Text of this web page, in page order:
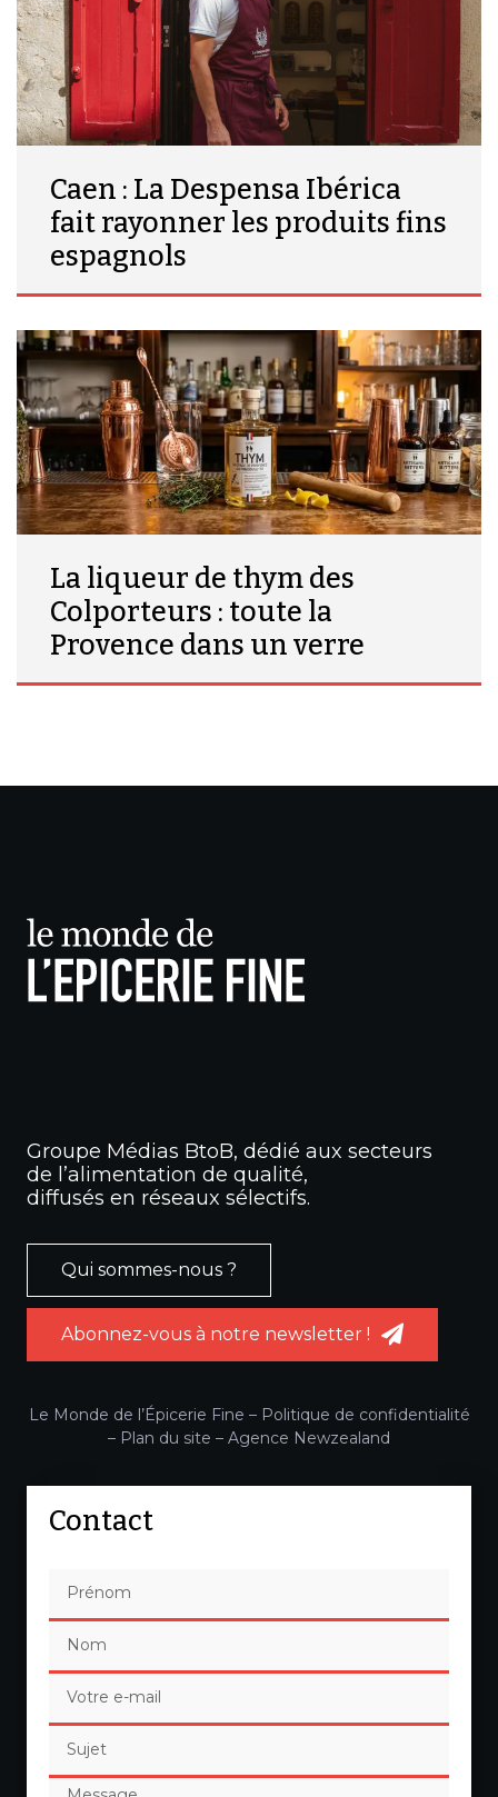
Caen : La Despensa Ibérica
fait rayonner les produits fins
espagnols
La liqueur de thym des
Colporteurs : toute la
Provence dans un verre
Groupe Médias BtoB, dédié aux secteurs
de l’alimentation de qualité,
diffusés en réseaux sélectifs.
Qui sommes-nous ?
Abonnez-vous à notre newsletter !
Le Monde de l’Épicerie Fine – Politique de confidentialité
– Plan du site – Agence Newzealand
Contact